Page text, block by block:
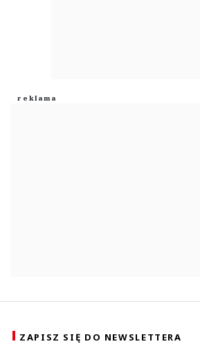
ZAPISZ SIĘ DO NEWSLETTERA